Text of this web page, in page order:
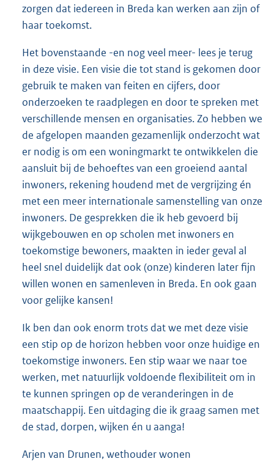
zorgen dat iedereen in Breda kan werken aan zijn of
haar toekomst.
Het bovenstaande -en nog veel meer- lees je terug
in deze visie. Een visie die tot stand is gekomen door
gebruik te maken van feiten en cijfers, door
onderzoeken te raadplegen en door te spreken met
verschillende mensen en organisaties. Zo hebben we
de afgelopen maanden gezamenlijk onderzocht wat
er nodig is om een woningmarkt te ontwikkelen die
aansluit bij de behoeftes van een groeiend aantal
inwoners, rekening houdend met de vergrijzing én
met een meer internationale samenstelling van onze
inwoners. De gesprekken die ik heb gevoerd bij
wijkgebouwen en op scholen met inwoners en
toekomstige bewoners, maakten in ieder geval al
heel snel duidelijk dat ook (onze) kinderen later fijn
willen wonen en samenleven in Breda. En ook gaan
voor gelijke kansen!
Ik ben dan ook enorm trots dat we met deze visie
een stip op de horizon hebben voor onze huidige en
toekomstige inwoners. Een stip waar we naar toe
werken, met natuurlijk voldoende flexibiliteit om in
te kunnen springen op de veranderingen in de
maatschappij. Een uitdaging die ik graag samen met
de stad, dorpen, wijken én u aanga!
Arjen van Drunen, wethouder wonen